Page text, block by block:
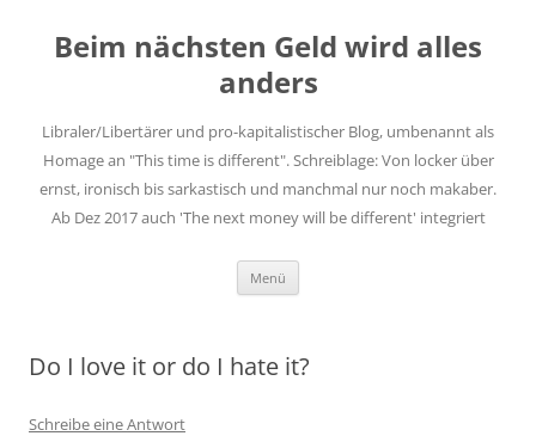
springen
Beim nächsten Geld wird alles
anders
Libraler/Libertärer und pro-kapitalistischer Blog, umbenannt als
Homage an "This time is different". Schreiblage: Von locker über
ernst, ironisch bis sarkastisch und manchmal nur noch makaber.
Ab Dez 2017 auch 'The next money will be different' integriert
Menü
Do I love it or do I hate it?
Schreibe eine Antwort